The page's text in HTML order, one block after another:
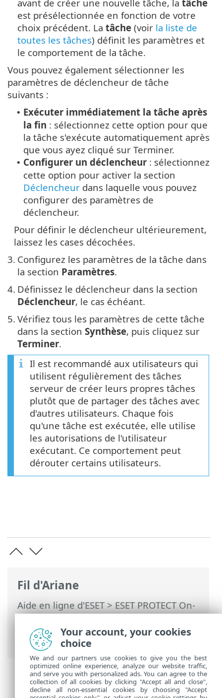
Fil d'Ariane
Aide en ligne d'ESET>ESET PROTECT On-
Prem>Utilisation de ESET PROTECT On-
Prem>ESET PROTECT On-Prem Menu
principal
>Tâches > Tâches serveur
avant de créer une nouvelle tâche, la tâche
est présélectionnée en fonction de votre
choix précédent. La tâche (voir la liste de
toutes les tâches) définit les paramètres et
le comportement de la tâche.
Vous pouvez également sélectionner les
paramètres de déclencheur de tâche
suivants :
• Exécuter immédiatement la tâche après
la fin : sélectionnez cette option pour que
la tâche s'exécute automatiquement après
que vous ayez cliqué sur Terminer.
• Configurer un déclencheur : sélectionnez
cette option pour activer la section
Déclencheur dans laquelle vous pouvez
configurer des paramètres de
déclencheur.
Pour définir le déclencheur ultérieurement,
laissez les cases décochées.
3. Configurez les paramètres de la tâche dans
la section Paramètres.
4. Définissez le déclencheur dans la section
Déclencheur, le cas échéant.
5. Vérifiez tous les paramètres de cette tâche
dans la section Synthèse, puis cliquez sur
Terminer.
Il est recommandé aux utilisateurs qui
utilisent régulièrement des tâches
serveur de créer leurs propres tâches
plutôt que de partager des tâches avec
d'autres utilisateurs. Chaque fois
qu'une tâche est exécutée, elle utilise
les autorisations de l'utilisateur
exécutant. Ce comportement peut
dérouter certains utilisateurs.
Your account, your cookies
choice
We and our partners use cookies to give you the best
optimized online experience, analyze our website traffic,
and serve you with personalized ads. You can agree to the
collection of all cookies by clicking "Accept all and close",
decline all non-essential cookies by choosing "Accept